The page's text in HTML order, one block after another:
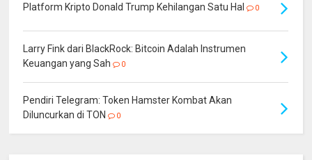
Platform Kripto Donald Trump Kehilangan Satu Hal 0
Larry Fink dari BlackRock: Bitcoin Adalah Instrumen
Keuangan yang Sah
0
Pendiri Telegram: Token Hamster Kombat Akan
Diluncurkan di TON
0